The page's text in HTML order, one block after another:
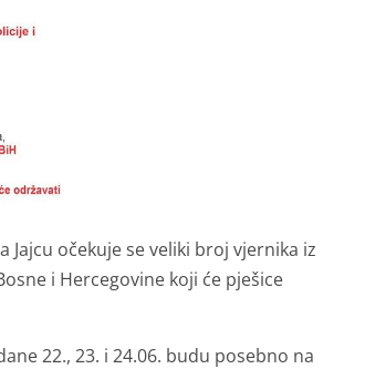
očekuje se veliki broj vjernika iz
i Hercegovine koji će pješice
22., 23. i 24.06. budu posebno na